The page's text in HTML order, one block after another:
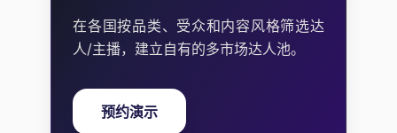
在各国按品类、受众和内容风格筛选达
人/主播，建立自有的多市场达人池。
预约演示